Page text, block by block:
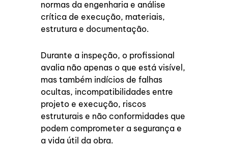
normas da engenharia e análise
crítica de execução, materiais,
estrutura e documentação.
Durante a inspeção, o profissional
avalia não apenas o que está visível,
mas também indícios de falhas
ocultas, incompatibilidades entre
projeto e execução, riscos
estruturais e não conformidades que
podem comprometer a segurança e
a vida útil da obra.